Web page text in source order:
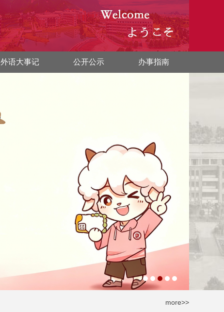
外语大事记 公开公示 办事指南
more>>